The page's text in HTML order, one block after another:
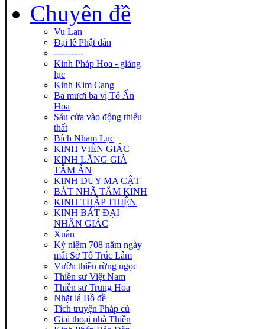
Chuyên đề
Vu Lan
Đại lễ Phật đản
----------
Kinh Pháp Hoa - giảng
lục
Kinh Kim Cang
Ba mươi ba vị Tổ Ấn
Hoa
Sáu cửa vào động thiếu
thất
Bích Nham Lục
KINH VIÊN GIÁC
KINH LĂNG GIÀ
TÂM ẤN
KINH DUY MA CẬT
BÁT NHÃ TÂM KINH
KINH THẬP THIỆN
KINH BÁT ĐẠI
NHÂN GIÁC
Xuân
Kỷ niệm 708 năm ngày
mất Sơ Tổ Trúc Lâm
Vườn thiền rừng ngọc
Thiền sư Việt Nam
Thiền sư Trung Hoa
Nhặt lá Bồ đề
Tích truyện Pháp cú
Giai thoại nhà Thiền